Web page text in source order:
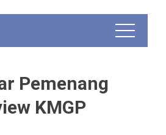
Pemenang
KMGP